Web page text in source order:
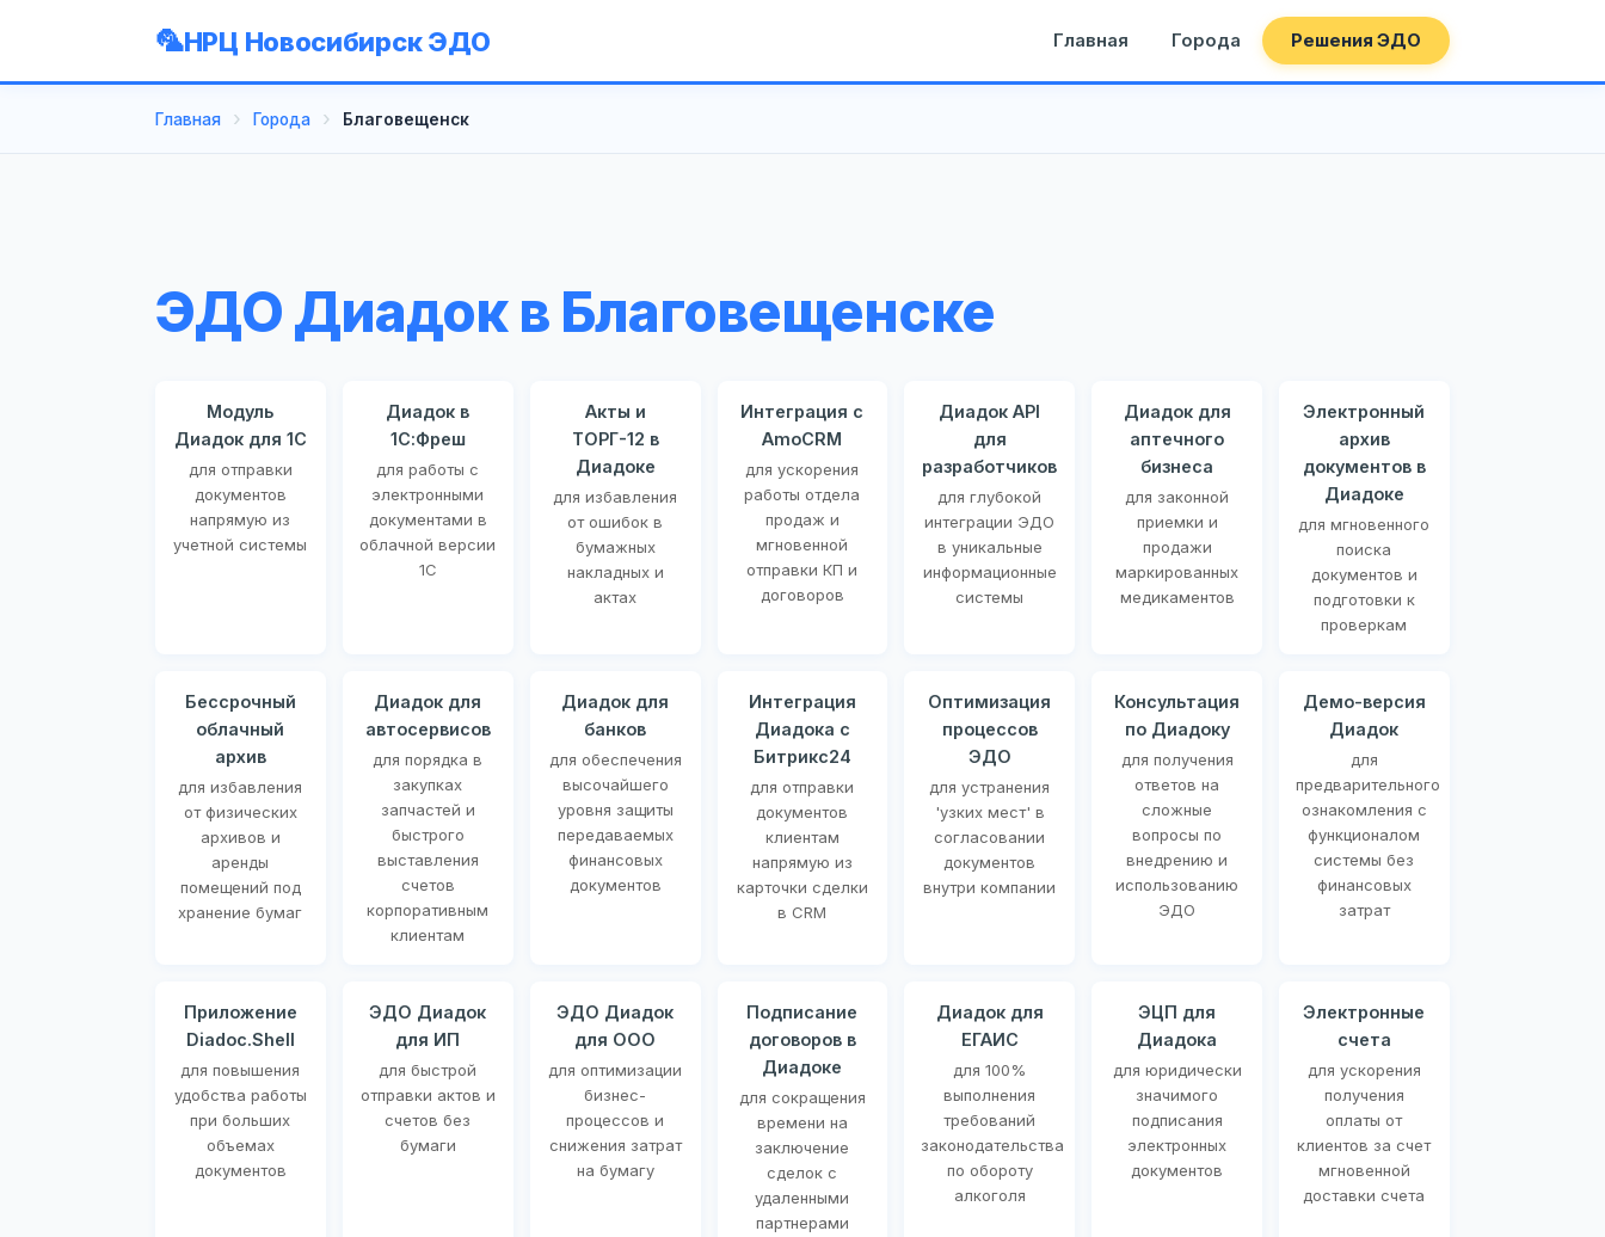
НРЦ Новосибирск ЭДО Главная Города Решения ЭДО
Главная Города Благовещенск
ЭДО Диадок в Благовещенске
Модуль
Диадок для 1С
для отправки
документов
напрямую из
учетной системы
Диадок в
1С:Фреш
для работы с
электронными
документами в
облачной версии
1С
Акты и
ТОРГ-12 в
Диадоке
для избавления
от ошибок в
бумажных
накладных и
актах
Интеграция с
AmoCRM
для ускорения
работы отдела
продаж и
мгновенной
отправки КП и
договоров
Диадок API
для
разработчиков
для глубокой
интеграции ЭДО
в уникальные
информационные
системы
Диадок для
аптечного
бизнеса
для законной
приемки и
продажи
маркированных
медикаментов
Электронный
архив
документов в
Диадоке
для мгновенного
поиска
документов и
подготовки к
проверкам
Бессрочный
облачный
архив
для избавления
от физических
архивов и
аренды
помещений под
хранение бумаг
Диадок для
автосервисов
для порядка в
закупках
запчастей и
быстрого
выставления
счетов
корпоративным
клиентам
Диадок для
банков
для обеспечения
высочайшего
уровня защиты
передаваемых
финансовых
документов
Интеграция
Диадока с
Битрикс24
для отправки
документов
клиентам
напрямую из
карточки сделки
в CRM
Оптимизация
процессов
ЭДО
для устранения
'узких мест' в
согласовании
документов
внутри компании
Консультация
по Диадоку
для получения
ответов на
сложные
вопросы по
внедрению и
использованию
ЭДО
Демо-версия
Диадок
для
предварительного
ознакомления с
функционалом
системы без
финансовых
затрат
Приложение
Diadoc.Shell
для повышения
удобства работы
при больших
объемах
документов
ЭДО Диадок
для ИП
для быстрой
отправки актов и
счетов без
бумаги
ЭДО Диадок
для ООО
для оптимизации
бизнес-
процессов и
снижения затрат
на бумагу
Подписание
договоров в
Диадоке
для сокращения
времени на
заключение
сделок с
удаленными
партнерами
Диадок для
ЕГАИС
для 100%
выполнения
требований
законодательства
по обороту
алкоголя
ЭЦП для
Диадока
для юридически
значимого
подписания
электронных
документов
Электронные
счета
для ускорения
получения
оплаты от
клиентов за счет
мгновенной
доставки счета